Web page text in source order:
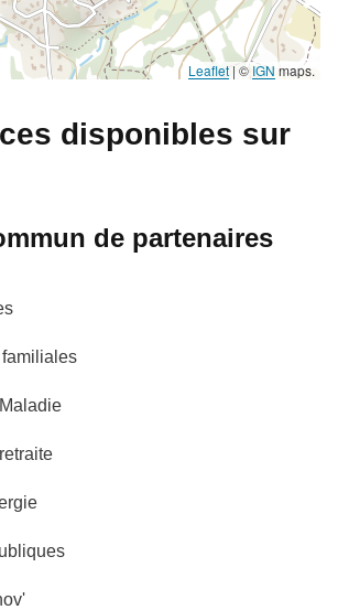
Leaflet |© IGN maps.
disponibles sur
de partenaires